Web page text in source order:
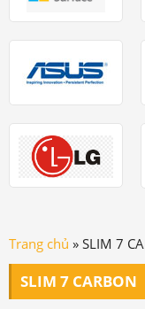
Trang chủ » SLIM 7
SLIM 7 CARBON